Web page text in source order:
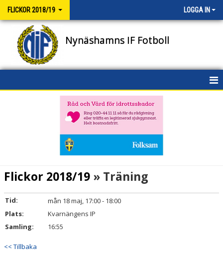
FLICKOR 2018/19 LOGGA IN
Nynäshamns IF Fotboll
DOKUMENT
KONTAKT
Flickor 2018/19 » Träning
Tid:
mån 18 maj, 17:00 - 18:00
Plats:
Kvarnängens IP
Samling:
16:55
<< Tillbaka